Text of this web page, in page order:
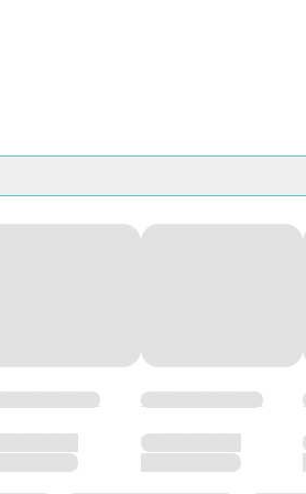
hotel hotel
hotel
hotel
Wellness hotel hotel
Wellness hotel
Wellness hotel